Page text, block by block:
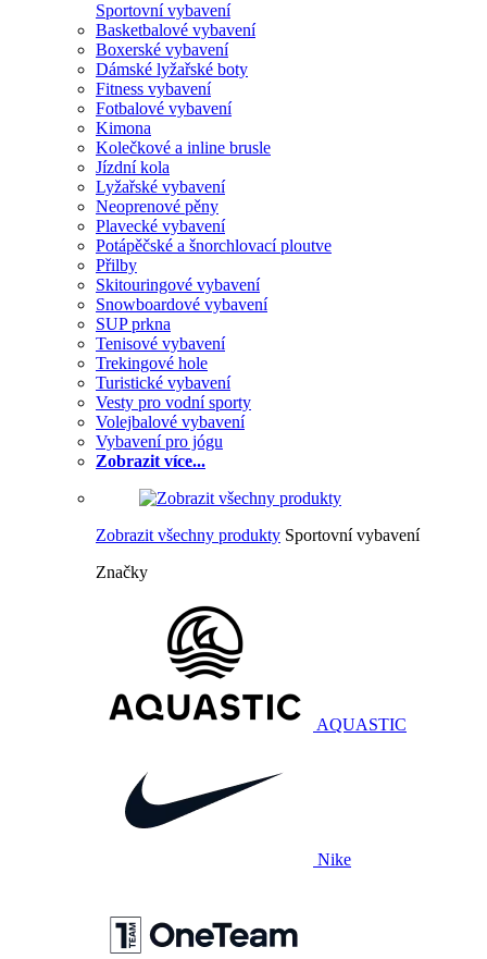
Sportovní vybavení
Basketbalové vybavení
Boxerské vybavení
Dámské lyžařské boty
Fitness vybavení
Fotbalové vybavení
Kimona
Kolečkové a inline brusle
Jízdní kola
Lyžařské vybavení
Neoprenové pěny
Plavecké vybavení
Potápěčské a šnorchlovací ploutve
Přilby
Skitouringové vybavení
Snowboardové vybavení
SUP prkna
Tenisové vybavení
Trekingové hole
Turistické vybavení
Vesty pro vodní sporty
Volejbalové vybavení
Vybavení pro jógu
Zobrazit více...
Zobrazit všechny produkty Sportovní vybavení
Značky
AQUASTIC
Nike